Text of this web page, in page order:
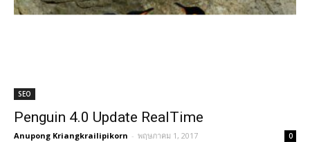
SEO
Penguin 4.0 Update RealTime
Anupong Kriangkrailipikorn - พฤษภาคม 1, 2017 0